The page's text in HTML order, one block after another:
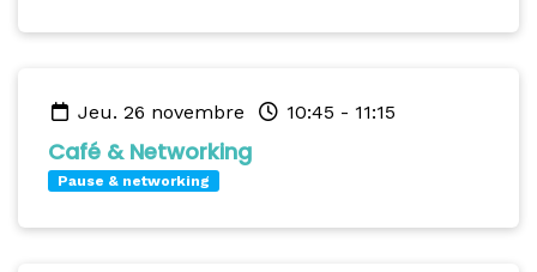
jeu. 26 novembre 10:45 - 11:15
Café & Networking
Pause & networking